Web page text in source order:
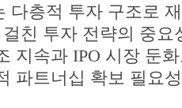
다층적 투자 구조로
친 투자 전략의 중요
지속과 IPO 시장 둔
파트너십 확보 필요